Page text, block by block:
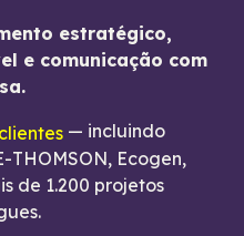
estratégico,
e comunicação com
— incluindo
THOMSON, Ecogen,
de 1.200 projetos